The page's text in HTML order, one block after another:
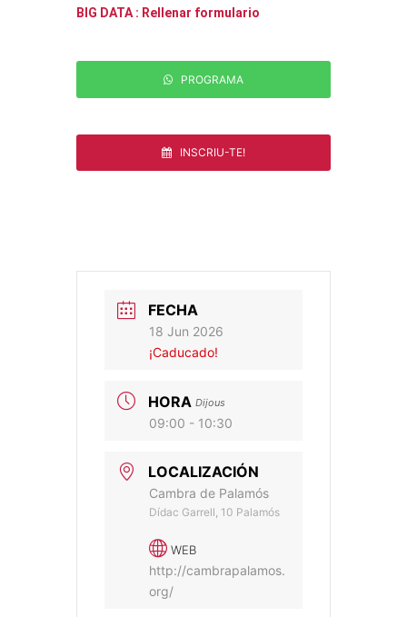
BIG DATA : Rellenar formulario
PROGRAMA
INSCRIU-TE!
FECHA
18 Jun 2026
¡Caducado!
HORA Dijous
09:00 - 10:30
LOCALIZACIÓN
Cambra de Palamós
Dídac Garrell, 10 Palamós
WEB
http://cambrapalamos.
org/